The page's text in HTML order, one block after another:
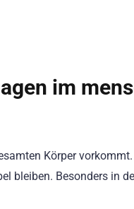
im
Körper
bleiben. Besonders in